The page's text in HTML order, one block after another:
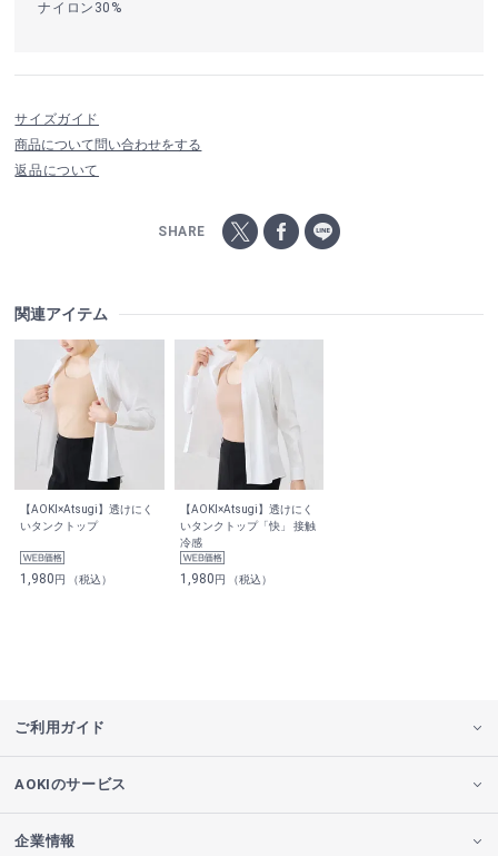
ナイロン30%
サイズガイド
商品について問い合わせをする
返品について
SHARE
関連アイテム
【AOKI×Atsugi】透けにく
いタンクトップ
1,980円 （税込）
【AOKI×Atsugi】透けにく
いタンクトップ「快」 接触
冷感
1,980円 （税込）
ご利用ガイド
AOKIのサービス
企業情報